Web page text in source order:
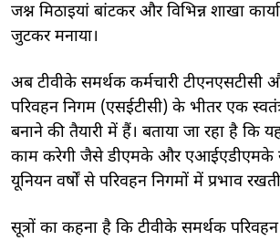
जश्न मिठाइयां बांटकर और विभिन्न शाखा
जुटकर मनाया।
अब टीवीके समर्थक कर्मचारी टीएनएसटीसी
परिवहन निगम (एसईटीसी) के भीतर एक
बनाने की तैयारी में हैं। बताया जा रहा है कि
काम करेगी जैसे डीएमके और एआईएडीएमके
यूनियन वर्षों से परिवहन निगमों में प्रभाव
सूत्रों का कहना है कि टीवीके समर्थक परिवहन